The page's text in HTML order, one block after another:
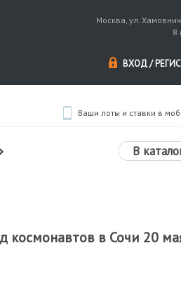
Москва, ул.
8
ВХОД /
Ваши лоты и ставки в
В
космонавтов в Сочи 20